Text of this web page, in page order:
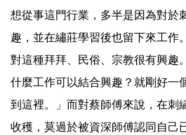
想從事這門行業，多半是因為對於
趣，並在繡莊學習後也留下來工作
對這種拜拜、民俗、宗教很有興趣
什麼工作可以結合興趣？就剛好一
到這裡。」而對蔡師傅來說，在刺
收穫，莫過於被資深師傅認同自己